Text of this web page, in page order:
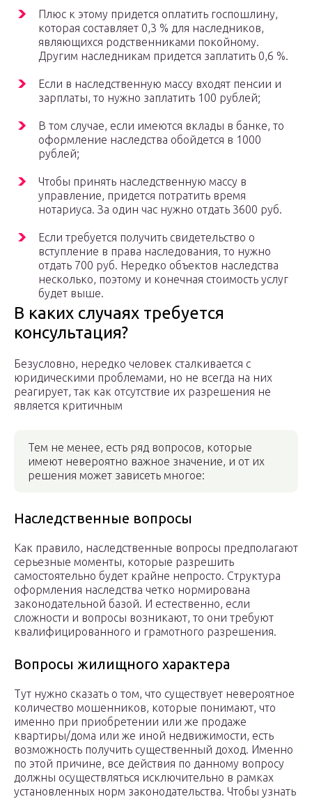
Плюс к этому придется оплатить госпошлину,
которая составляет 0,3 % для наследников,
являющихся родственниками покойному.
Другим наследникам придется заплатить 0,6 %.
Если в наследственную массу входят пенсии и
зарплаты, то нужно заплатить 100 рублей;
В том случае, если имеются вклады в банке, то
оформление наследства обойдется в 1000
рублей;
Чтобы принять наследственную массу в
управление, придется потратить время
нотариуса. За один час нужно отдать 3600 руб.
Если требуется получить свидетельство о
вступление в права наследования, то нужно
отдать 700 руб. Нередко объектов наследства
несколько, поэтому и конечная стоимость услуг
будет выше.
В каких случаях требуется
консультация?
Безусловно, нередко человек сталкивается с
юридическими проблемами, но не всегда на них
реагирует, так как отсутствие их разрешения не
является критичным
Тем не менее, есть ряд вопросов, которые
имеют невероятно важное значение, и от их
решения может зависеть многое:
Наследственные вопросы
Как правило, наследственные вопросы предполагают
серьезные моменты, которые разрешить
самостоятельно будет крайне непросто. Структура
оформления наследства четко нормирована
законодательной базой. И естественно, если
сложности и вопросы возникают, то они требуют
квалифицированного и грамотного разрешения.
Вопросы жилищного характера
Тут нужно сказать о том, что существует невероятное
количество мошенников, которые понимают, что
именно при приобретении или же продаже
квартиры/дома или же иной недвижимости, есть
возможность получить существенный доход. Именно
по этой причине, все действия по данному вопросу
должны осуществляться исключительно в рамках
установленных норм законодательства. Чтобы узнать